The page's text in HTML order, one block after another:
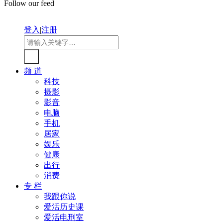
Follow our feed
登入|注册
频 道
科技
摄影
影音
电脑
手机
居家
娱乐
健康
出行
消费
专 栏
我跟你说
爱活历史课
爱活电刑室